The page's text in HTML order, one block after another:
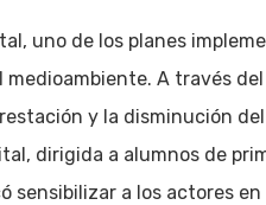
uno de los planes
A través
y la disminución
dirigida a alumnos de
sensibilizar a los actores